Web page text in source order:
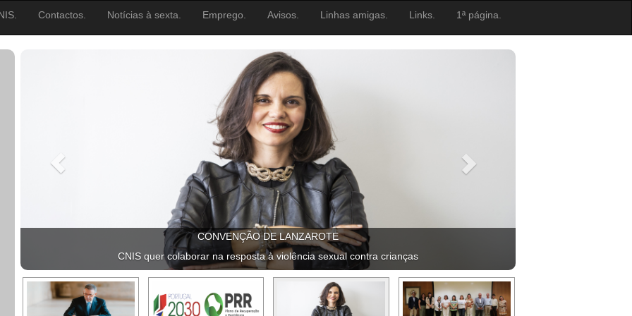
Contactos. Notícias à sexta. Emprego. Avisos. Linhas amigas. Links. 1ª página.
CONVENÇÃO DE LANZAROTE
CNIS quer colaborar na resposta à violência sexual contra crianças